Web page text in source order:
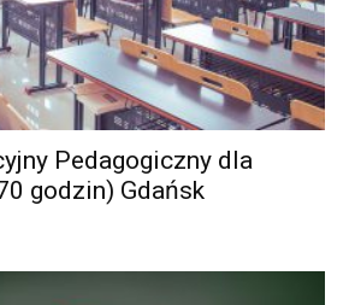
Pedagogiczny dla
godzin) Gdańsk